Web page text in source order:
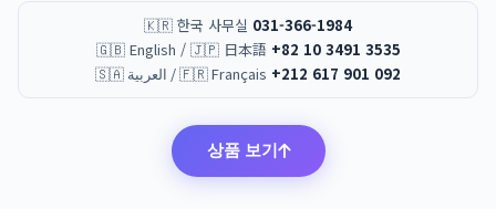
🇰🇷 한국 사무실 031-366-1984
🇬🇧 English / 🇯🇵 日本語 +82 10 3491 3535
🇸🇦 العربية / 🇫🇷 Français +212 617 901 092
상품 보기